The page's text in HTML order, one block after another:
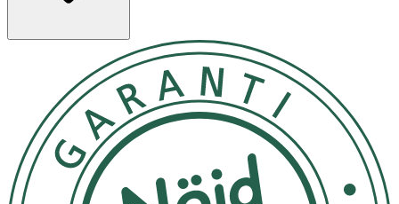
Ingredienser:
Sodium Chloride, Parfum (Fragrance), Glycerin, Aqua
((Water) Eau), Potassium Sorbate, Sodium Benzoate,
Chamomilla Recutita (Matricaria) Flower Extract,
Lavandula Angustifolia (Lavender) Oil, Lavandula Hybrida
Abrial Ext (Lavandin) Oil, Anthemis Nobilis Compositae
(Chamomile) Oil, Linalool.